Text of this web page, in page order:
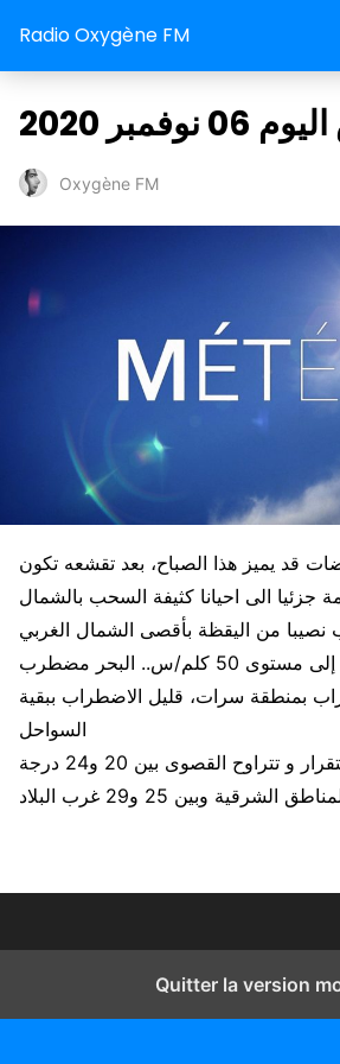
Radio Oxygène FM
2020
Oxygène FM
قد يميز هذا الصباح، بعد تقشعه تكون
جزئيا الى احيانا كثيفة السحب بالشمال
نصيبا من اليقظة بأقصى الشمال الغربي
حيث تصل سرعتها إلى مستوى 50 كلم/س.. البحر مضطرب
بمنطقة سرات، قليل الاضطراب ببقية
السواحل
الحرارة في استقرار و تتراوح القصوى بين 20 و24 درجة
الشرقية وبين 25 و29 غرب البلاد
Quitter la version